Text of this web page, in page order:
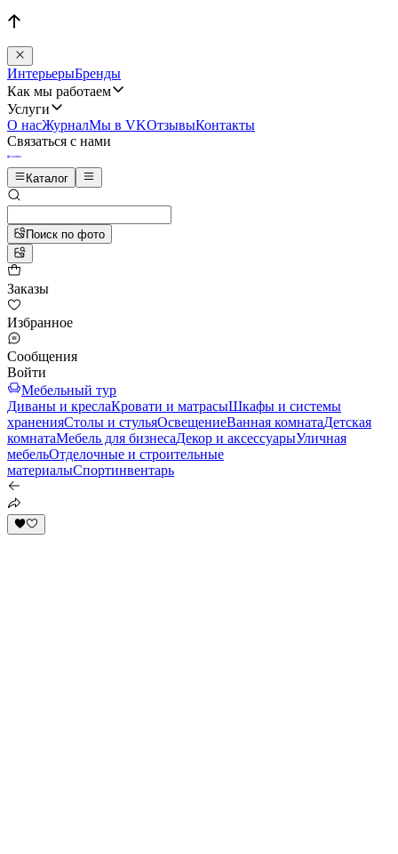
ИнтерьерыБренды
Как мы работаем
Услуги
О насЖурналМы в VKОтзывыКонтакты
Связаться с нами
Каталог
Поиск по фото
Заказы
Избранное
Сообщения
Войти
Мебельный тур
Диваны и креслаКровати и матрасыШкафы и системы
храненияСтолы и стульяОсвещениеВанная комнатаДетская
комнатаМебель для бизнесаДекор и аксессуарыУличная
мебельОтделочные и строительные
материалыСпортинвентарь